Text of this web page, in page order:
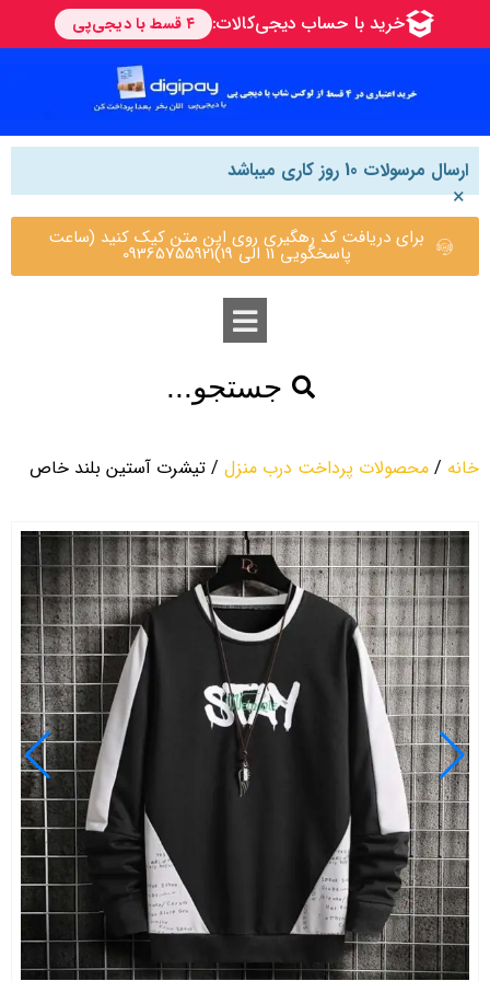
ارسال مرسولات 10 روز کاری میباشد
×
برای دریافت کد رهگیری روی این متن کیک کنید (ساعت
پاسخگویی 11 الی 19)09365755921
جستجو...
خانه / محصولات پرداخت درب منزل / تیشرت آستین بلند خاص